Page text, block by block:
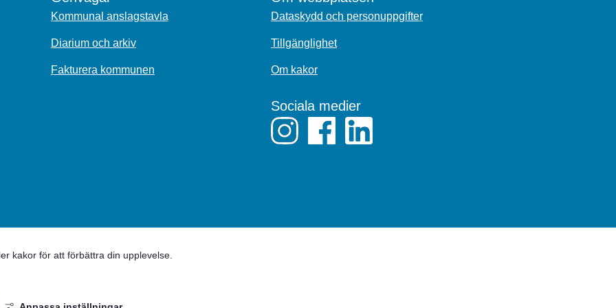
kakor för att förbättra din upplevelse.
Kommunal anslagstavla
Diarium och arkiv
Fakturera kommunen
Dataskydd och personuppgifter
Tillgänglighet
Om kakor
Sociala medier